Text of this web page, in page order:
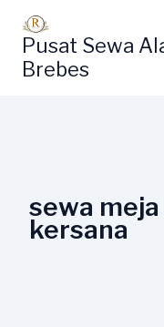
kontenPusat Sewa
Brebes
sewa
kersana